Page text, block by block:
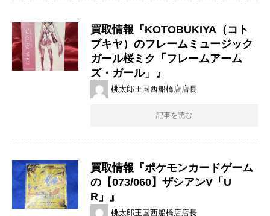
買取情報『KOTOBUKIYA（コト
ブキヤ）のフレームミュージック
ガール桜ミク「フレームアーム
ズ・ガール」』
桃太郎王国西船橋店店長
記事を読む
買取情報『ポケモンカードゲーム
の【073/060】ザシアンV「U
R」』
桃太郎王国西船橋店店長